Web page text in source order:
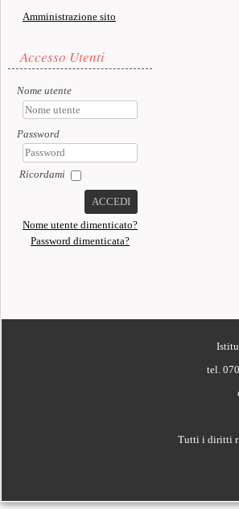
Amministrazione sito
Accesso utente
Accesso Utenti
Nome utente
Password
Ricordami
ACCEDI
Nome utente dimenticato?
Password dimenticata?
tel.
Tutti i diritti